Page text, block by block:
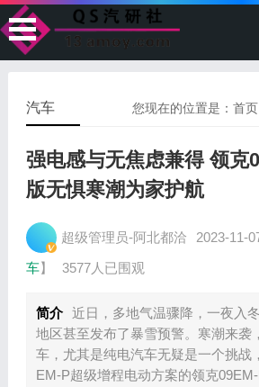
您现在的位置是：首页
汽车
强电感与无焦虑兼得 领克
版无惧寒潮为家护航
超级管理员-阿北都洽 2023-11-
车】 3577人已围观
简介 近日，多地气温骤降，一夜入
地区甚至发布了暴雪预警。寒潮来袭
车，尤其是纯电汽车无疑是一个挑战
EM-P超级增程电动方案的领克